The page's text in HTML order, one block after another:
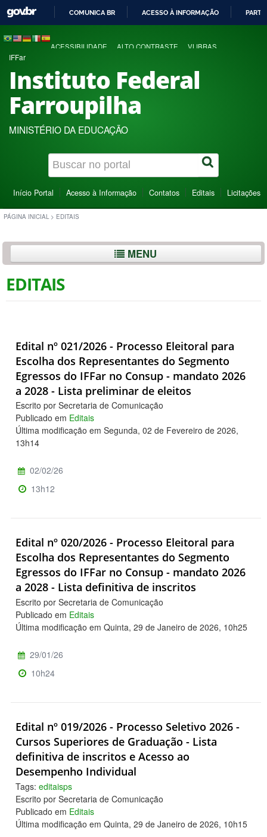
COMUNICA BR ACESSO À INFORMAÇÃO
ACESSIBILIDADE ALTO CONTRASTE VLIBRAS
IFFar
Instituto Federal
Farroupilha
MINISTÉRIO DA EDUCAÇÃO
Início Portal Acesso à Informação Contatos Editais Licitações
PÁGINA INICIAL > EDITAIS
MENU
EDITAIS
Edital nº 021/2026 - Processo Eleitoral para
Escolha dos Representantes do Segmento
Egressos do IFFar no Consup - mandato 2026
a 2028 - Lista preliminar de eleitos
Escrito por Secretaria de Comunicação
Publicado em Editais
Última modificação em Segunda, 02 de Fevereiro de 2026,
13h14
02/02/26
13h12
Edital nº 020/2026 - Processo Eleitoral para
Escolha dos Representantes do Segmento
Egressos do IFFar no Consup - mandato 2026
a 2028 - Lista definitiva de inscritos
Escrito por Secretaria de Comunicação
Publicado em Editais
Última modificação em Quinta, 29 de Janeiro de 2026, 10h25
29/01/26
10h24
Edital nº 019/2026 - Processo Seletivo 2026 -
Cursos Superiores de Graduação - Lista
definitiva de inscritos e Acesso ao
Desempenho Individual
Tags: editaisps
Escrito por Secretaria de Comunicação
Publicado em Editais
Última modificação em Quinta, 29 de Janeiro de 2026, 10h15